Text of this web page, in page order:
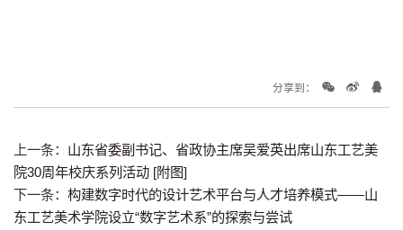
分享到：
上一条： 山东省委副书记、省政协主席吴爱英出席山东工艺美
院30周年校庆系列活动 [附图]
下一条： 构建数字时代的设计艺术平台与人才培养模式——山
东工艺美术学院设立“数字艺术系”的探索与尝试